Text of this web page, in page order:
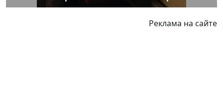
Реклама на сайте